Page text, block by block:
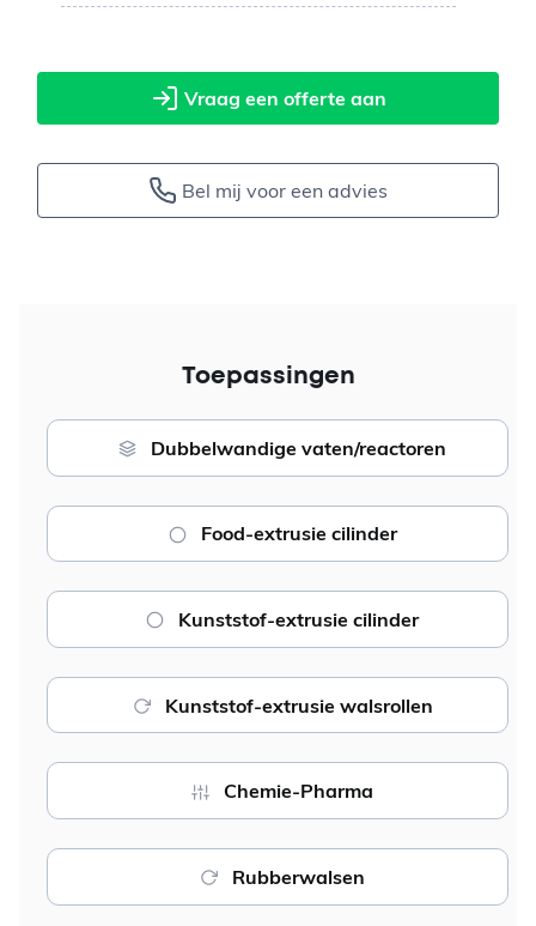
Vraag een offerte aan
Bel mij voor een advies
Toepassingen
Dubbelwandige vaten/reactoren
Food-extrusie cilinder
Kunststof-extrusie cilinder
Kunststof-extrusie walsrollen
Chemie-Pharma
Rubberwalsen